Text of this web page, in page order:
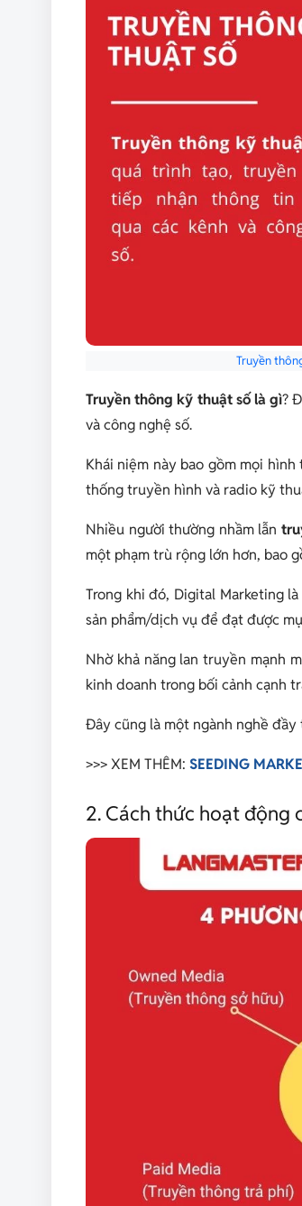
Truyền
Truyền thông kỹ thuật số là gì?
và công nghệ số.
Khái niệm này bao gồm mọi
thống truyền hình và radio kỹ
Nhiều người thường nhầm lẫn
một phạm trù rộng lớn hơn, bao
Trong khi đó, Digital Marketing
sản phẩm/dịch vụ để đạt được
Nhờ khả năng lan truyền mạnh
kinh doanh trong bối cảnh cạnh
Đây cũng là một ngành nghề
>>> XEM THÊM: SEEDING
2. Cách thức hoạt động